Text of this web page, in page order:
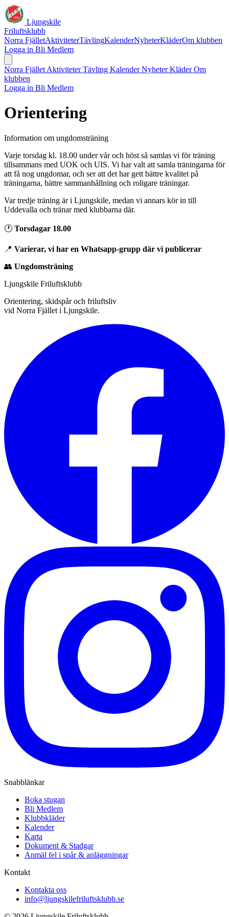
Ljungskile
Friluftsklubb
Norra FjälletAktiviteterTävlingKalenderNyheterKläderOm klubben
Logga in Bli Medlem
Norra Fjället AktiviteterTävling KalenderNyheterKläderOm
klubben
Logga in Bli Medlem
Orientering
Information om ungdomsträning
Varje torsdag kl. 18.00 under vår och höst så samlas vi för träning
tillsammans med UOK och UIS. Vi har valt att samla träningarna för
att få nog ungdomar, och ser att det har gett bättre kvalitet på
träningarna, bättre sammanhållning och roligare träningar.
Var tredje träning är i Ljungskile, medan vi annars kör in till
Uddevalla och tränar med klubbarna där.
🕐 Torsdagar 18.00
📍 Varierar, vi har en Whatsapp-grupp där vi publicerar
👥 Ungdomsträning
Ljungskile Friluftsklubb
Orientering, skidspår och friluftsliv
vid Norra Fjället i Ljungskile.
Snabblänkar
Boka stugan
Bli Medlem
Klubbkläder
Kalender
Karta
Dokument & Stadgar
Anmäl fel i spår & anläggningar
Kontakt
Kontakta oss
info@ljungskilefriluftsklubb.se